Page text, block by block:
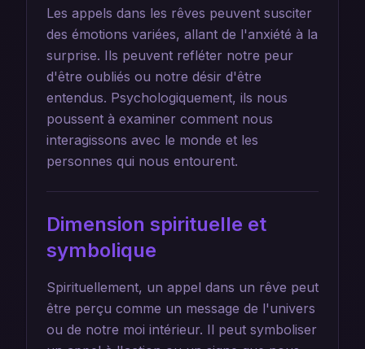
Les appels dans les rêves peuvent susciter
des émotions variées, allant de l'anxiété à la
surprise. Ils peuvent refléter notre peur
d'être oubliés ou notre désir d'être
entendus. Psychologiquement, ils nous
poussent à examiner comment nous
interagissons avec le monde et les
personnes qui nous entourent.
Dimension spirituelle et
symbolique
Spirituellement, un appel dans un rêve peut
être perçu comme un message de l'univers
ou de notre moi intérieur. Il peut symboliser